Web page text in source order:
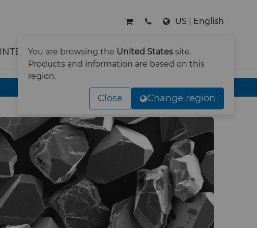
You are browsing the United States site.
Products and information are based on this
region.
Close Change region
US | English
KONTAKT SUCHE